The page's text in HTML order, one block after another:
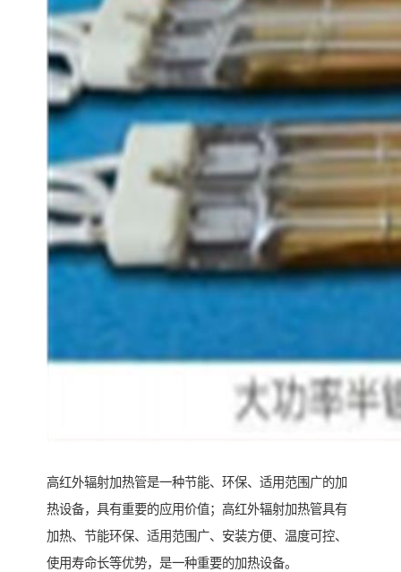
高红外辐射加热管是一种节能、环保、适用范围广的加
热设备，具有重要的应用价值；高红外辐射加热管具有
加热、节能环保、适用范围广、安装方便、温度可控、
使用寿命长等优势，是一种重要的加热设备。